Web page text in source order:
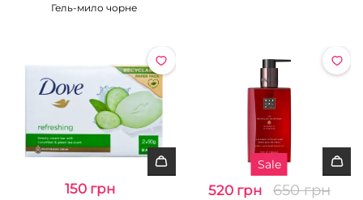
Гель-мило чорне
150 грн
Sale
520 грн 650 грн